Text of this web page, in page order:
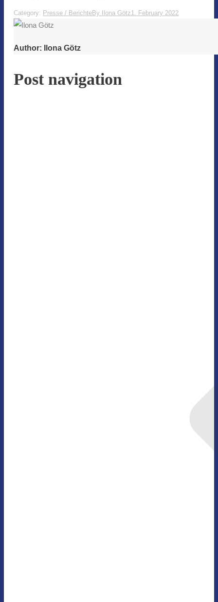
Category: Presse / BerichteBy Ilona Götz1. February 2022
Author: Ilona Götz
Post navigation